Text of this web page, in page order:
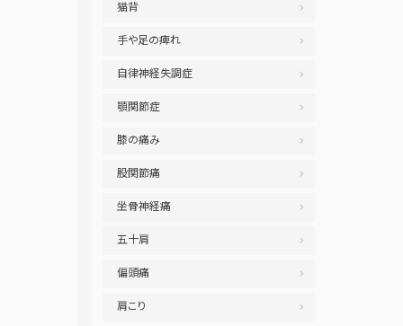
猫背
手や足の痺れ
自律神経失調症
顎関節症
膝の痛み
股関節痛
坐骨神経痛
五十肩
偏頭痛
肩こり